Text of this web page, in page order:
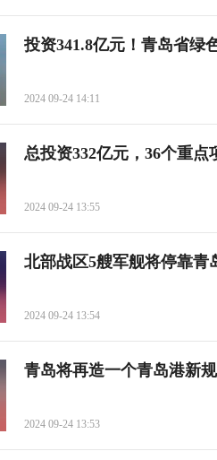
投资341.8亿元！青岛省绿
2024 09-24 14:11
总投资332亿元，36个重
2024 09-24 13:55
北部战区5艘军舰将停靠青
2024 09-24 13:54
青岛将再造一个青岛港新
2024 09-24 13:53